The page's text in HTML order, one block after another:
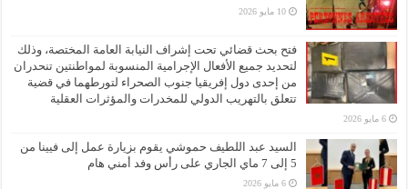
10 مايو 2026
فتح بحث قضائي تحت إشراف النيابة العامة المختصة، وذلك
لتحديد جميع الأفعال الإجرامية المنسوبة لمواطنتين تنحدران
من إحدى دول إفريقيا جنوب الصحراء لتورطهما في قضية
تتعلق بالتهريب الدولي للمخدرات والمؤثرات العقلية
6 مايو 2026
السيد عبد اللطيف حموشي يقوم بزيارة عمل إلى فيينا من
5 إلى 7 ماي الجاري على رأس وفد أمني هام
6 مايو 2026